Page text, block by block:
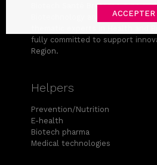
Biotech Santé Bretagne runs and
Biotechnology and Health
fully committed to support
Region.
Helpers
Prevention/Nutrition
E-health
Biotech pharma
Medical technologies
ACCEPTER